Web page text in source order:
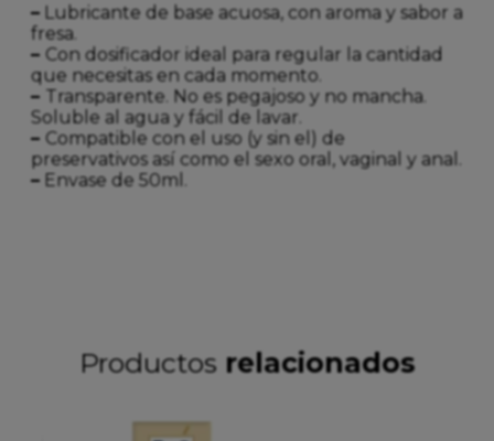
–Lubricante de base acuosa, con aroma y sabor a
fresa.
– Con dosificador ideal para regular la cantidad
que necesitas en cada momento.
– Transparente. No es pegajoso y no mancha.
Soluble al agua y fácil de lavar.
– Compatible con el uso (y sin el) de
preservativos así como el sexo oral, vaginal y anal.
–Envase de 50ml.
Productos relacionados